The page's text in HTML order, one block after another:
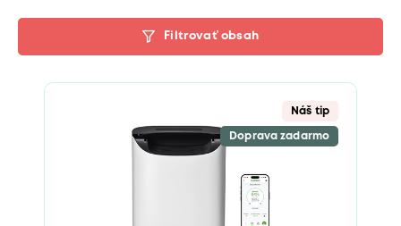
Filtrovať obsah
Náš tip
Doprava zadarmo